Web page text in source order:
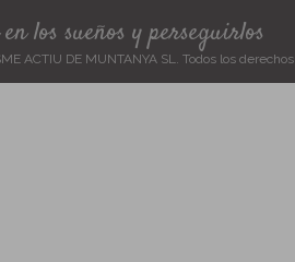
los sueños y perseguirlos
ACTIU DE MUNTANYA SL. Todos los